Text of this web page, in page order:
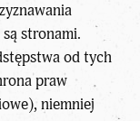
stronami.
od tych
praw
niemniej